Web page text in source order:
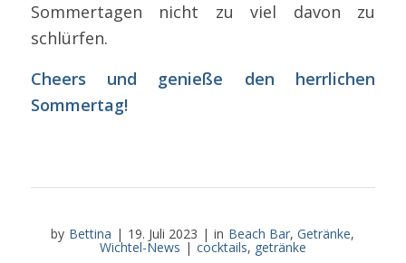
Sommertagen nicht zu viel davon zu
schlürfen.
Cheers und genieße den herrlichen
Sommertag!
by Bettina | 19. Juli 2023 | in Beach Bar,Getränke,
Wichtel-News | cocktails, getränke